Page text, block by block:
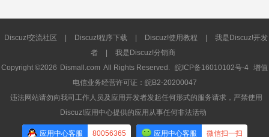
Discuz!交流社区 Discuz!程序下载 Discuz!使用教程
我是Discuz!开发
者
我是Discuz!分销商
Copyright ©2026 Dismall.com All Rights Reserved. 皖ICP备16010102号-4 增值
电信业务经营许可证：皖B2-20200047
违法网站请勿向我司工作人员及应用开发者发起任何形式的服务请求，严禁使用
Discuz!应用中心提供的应用从事任何非法活动
应用中心客服 80056365 应用中心客服 微信扫一扫